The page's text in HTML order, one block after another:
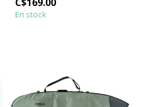
revêtement r...
C$169.00
En stock